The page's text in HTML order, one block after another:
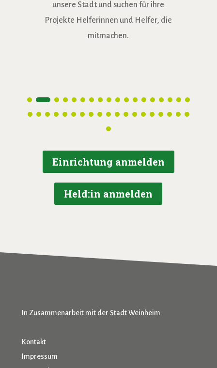
unsere Stadt und suchen für ihre
Projekte Helferinnen und Helfer, die
mitmachen.
Einrichtung anmelden
Held:in anmelden
In Zusammenarbeit mit der Stadt Weinheim
Kontakt
Impressum